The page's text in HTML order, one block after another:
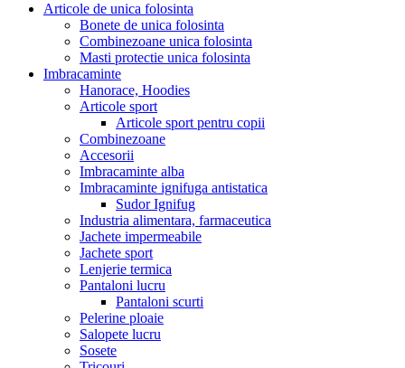
Articole de unica folosinta
Bonete de unica folosinta
Combinezoane unica folosinta
Masti protectie unica folosinta
Imbracaminte
Hanorace, Hoodies
Articole sport
Articole sport pentru copii
Combinezoane
Accesorii
Imbracaminte alba
Imbracaminte ignifuga antistatica
Sudor Ignifug
Industria alimentara, farmaceutica
Jachete impermeabile
Jachete sport
Lenjerie termica
Pantaloni lucru
Pantaloni scurti
Pelerine ploaie
Salopete lucru
Sosete